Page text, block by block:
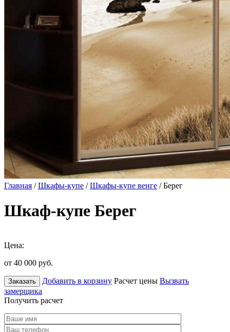
Главная /Шкафы-купе /Шкафы-купе венге / Берег
Шкаф-купе Берег
Цена:
от 40 000 руб.
Заказать Добавить в корзину Расчет цены Вызвать
замерщика
Получить расчет